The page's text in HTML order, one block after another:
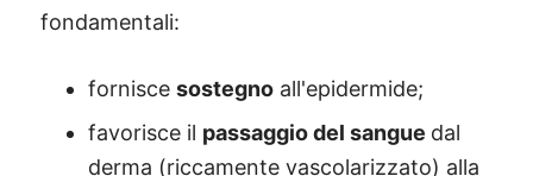
fondamentali:
fornisce sostegno all'epidermide;
favorisce il passaggio del sangue dal
derma (riccamente vascolarizzato) alla